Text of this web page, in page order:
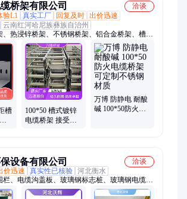
桥架有限公司
洽谈
验L1 真实工厂 回复及时 出价迅速
云南红河哈尼族彝族自治州
、热浸锌桥架、不锈钢桥架、铝合金桥架、槽式
架、梯式桥架、电缆桥架厂家、河北电缆桥架、
槽
100*50 槽式镀锌
电缆桥架 接受定
万博 防静电 耐酸
碱 100*50防火电
设备有限公司
洽谈
价迅速 真实性已核验 河北衡水
栏、电缆沟盖板、玻璃钢标志桩、玻璃钢电缆桥
板、玻璃钢电缆支架